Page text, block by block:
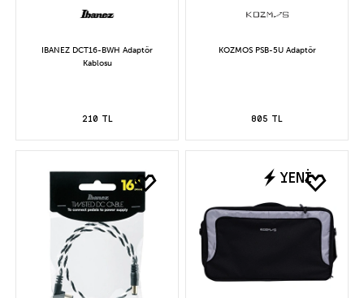
IBANEZ DCT16-BWH Adaptör
Kablosu
210 TL
KOZMOS PSB-5U Adaptör
805 TL
YENİ